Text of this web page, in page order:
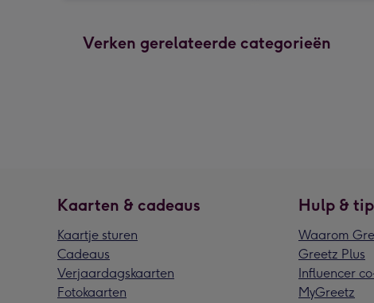
Verken gerelateerde categorieën
Kaarten & cadeaus
Kaartje sturen
Cadeaus
Verjaardagskaarten
Fotokaarten
Hulp &
Waarom
Greetz Plus
Influencer
MyGreetz